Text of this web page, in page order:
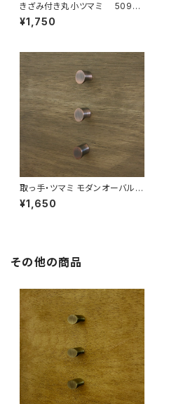
きざみ付き丸小ツマミ 509sg
サテンゴールド５本セット 日
本製
¥1,750
取っ手・ツマミ モダンオーバルツ
マミ 507so ３本セット 日
本製
¥1,650
その他の商品